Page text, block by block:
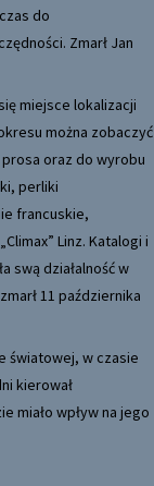
do
Zmarł Jan
miejsce lokalizacji
można zobaczyć
oraz do wyrobu
perliki
francuskie,
Linz. Katalogi i
swą działalność w
11 października
światowej, w czasie
kierował
miało wpływ na jego